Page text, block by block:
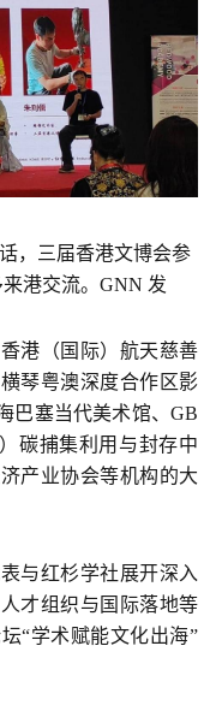
，三届香港文博会参
港交流。GNN 发
港（国际）航天慈善
琴粤澳深度合作区影
巴塞当代美术馆、GB
碳捕集利用与封存中
产业协会等机构的大
与红杉学社展开深入
才组织与国际落地等
“学术赋能文化出海”